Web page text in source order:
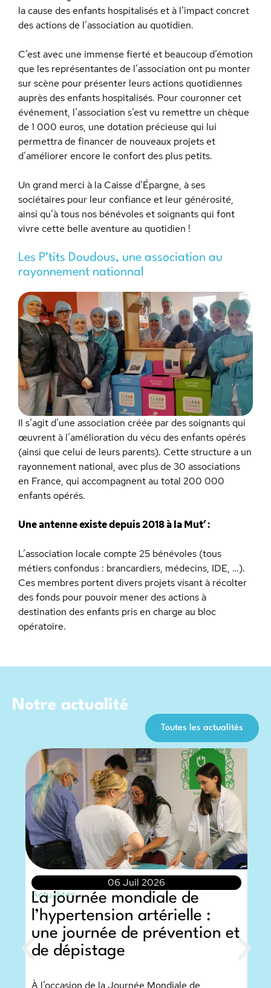
la cause des enfants hospitalisés et à l’impact concret
des actions de l’association au quotidien.
C’est avec une immense fierté et beaucoup d’émotion
que les représentantes de l’association ont pu monter
sur scène pour présenter leurs actions quotidiennes
auprès des enfants hospitalisés. Pour couronner cet
événement, l’association s’est vu remettre un chèque
de 1 000 euros, une dotation précieuse qui lui
permettra de financer de nouveaux projets et
d’améliorer encore le confort des plus petits.
Un grand merci à la Caisse d’Épargne, à ses
sociétaires pour leur confiance et leur générosité,
ainsi qu’à tous nos bénévoles et soignants qui font
vivre cette belle aventure au quotidien !
Les P’tits Doudous, une association au
rayonnement nationnal
Il s’agit d’une association créée par des soignants qui
œuvrent à l’amélioration du vécu des enfants opérés
(ainsi que celui de leurs parents). Cette structure a un
rayonnement national, avec plus de 30 associations
en France, qui accompagnent au total 200 000
enfants opérés.
Une antenne existe depuis 2018 à la Mut’ :
L’association locale compte 25 bénévoles (tous
métiers confondus : brancardiers, médecins, IDE, …).
Ces membres portent divers projets visant à récolter
des fonds pour pouvoir mener des actions à
destination des enfants pris en charge au bloc
opératoire.
Notre actualité
Toutes les actualités
06 Juil 2026
Actualités
La journée mondiale de
l’hypertension artérielle :
une journée de prévention et
de dépistage
À l’occasion de la Journée Mondiale de